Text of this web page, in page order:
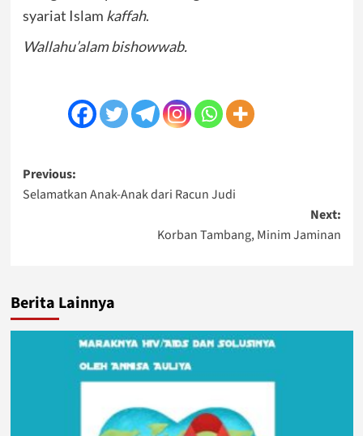
syariat Islam kaffah.
Wallahu’alam bishowwab.
Post
navigation
Previous:
Selamatkan Anak-Anak dari Racun Judi
Next:
Korban Tambang, Minim Jaminan
Berita Lainnya